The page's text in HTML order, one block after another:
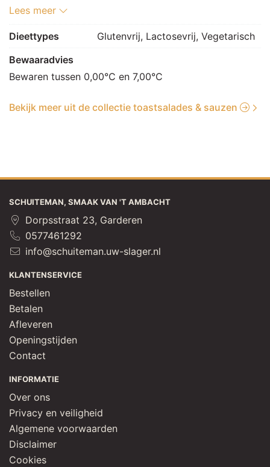
11 g), Vezels 0 g, Eiwitten 0,9 g, Zout 0,9 g.
Lees meer
Dieettypes
Glutenvrij, Lactosevrij, Vegetarisch
Bewaaradvies
Bewaren tussen 0,00°C en 7,00°C
Bekijk meer uit de collectie toastsalades & sauzen
SCHUITEMAN, SMAAK VAN 'T AMBACHT
Dorpsstraat 23, Garderen
0577461292
info@schuiteman.uw-slager.nl
KLANTENSERVICE
Bestellen
Betalen
Afleveren
Openingstijden
Contact
INFORMATIE
Over ons
Privacy en veiligheid
Algemene voorwaarden
Disclaimer
Cookies